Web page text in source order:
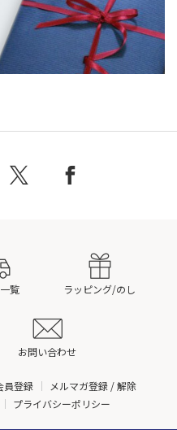
覧 ラッピング/のし
お問い合わせ
員登録
メルマガ登録 / 解除
プライバシーポリシー